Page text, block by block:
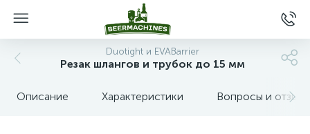
Duotight и EVABarrier
Резак шлангов и трубок до 15 мм
Описание Характеристики Вопросы и отзывы